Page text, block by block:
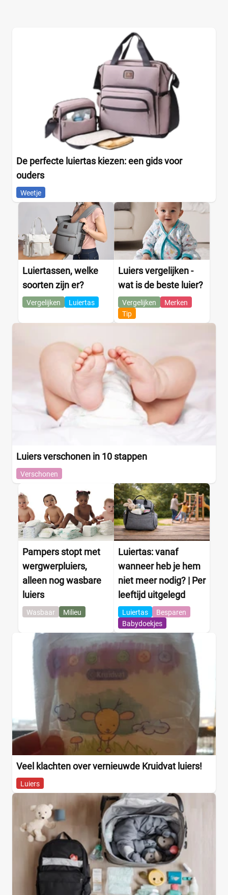
De perfecte luiertas kiezen: een gids voor
ouders
Weetje
Luiertassen, welke
soorten zijn er?
Vergelijken Luiertas
Luiers vergelijken -
wat is de beste luier?
Vergelijken
Merken
Tip
Luiers verschonen in 10 stappen
Verschonen
Pampers stopt met
wergwerpluiers,
alleen nog wasbare
luiers
Wasbaar Milieu
Luiertas: vanaf
wanneer heb je hem
niet meer nodig? | Per
leeftijd uitgelegd
Luiertas
Besparen
Babydoekjes
Veel klachten over vernieuwde Kruidvat luiers!
Luiers